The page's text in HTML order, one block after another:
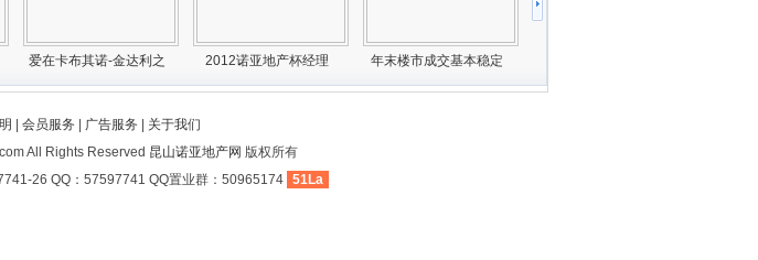
会员服务 广告服务
关于我们
All Rights Reserved 昆山诺亚地产网 版权所有
26 QQ：57597741 QQ置业群：50965174 51La